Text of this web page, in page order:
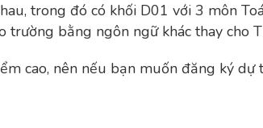
trong đó có khối D01 với 3 môn
trường bằng ngôn ngữ khác thay cho
cao, nên nếu bạn muốn đăng ký dự